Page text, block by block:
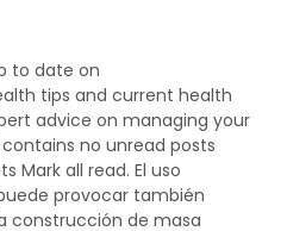
to date on
tips and current health
advice on managing your
no unread posts
Mark all read. El uso
provocar también
construcción de masa